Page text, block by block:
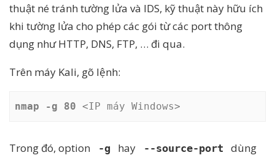
thuật né tránh tường lửa và IDS, kỹ thuật này hữu ích
khi tường lửa cho phép các gói từ các port thông
dụng như HTTP, DNS, FTP, … đi qua.
Trên máy Kali, gõ lệnh:
nmap -g 80 <IP máy Windows>
Trong đó, option -g hay --source-port
dùng